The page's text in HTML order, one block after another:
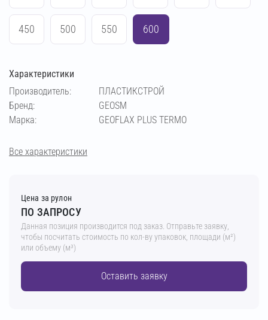
450 500 550 600
Характеристики
Производитель:
ПЛАСТИКСТРОЙ
Бренд:
GEOSM
Марка:
GEOFLAX PLUS TERMO
Все характеристики
Цена за рулон
ПО ЗАПРОСУ
Данная позиция производится под заказ. Отправьте заявку,
чтобы посчитать стоимость по кол-ву упаковок, площади (м²)
или объему (м³)
Оставить заявку